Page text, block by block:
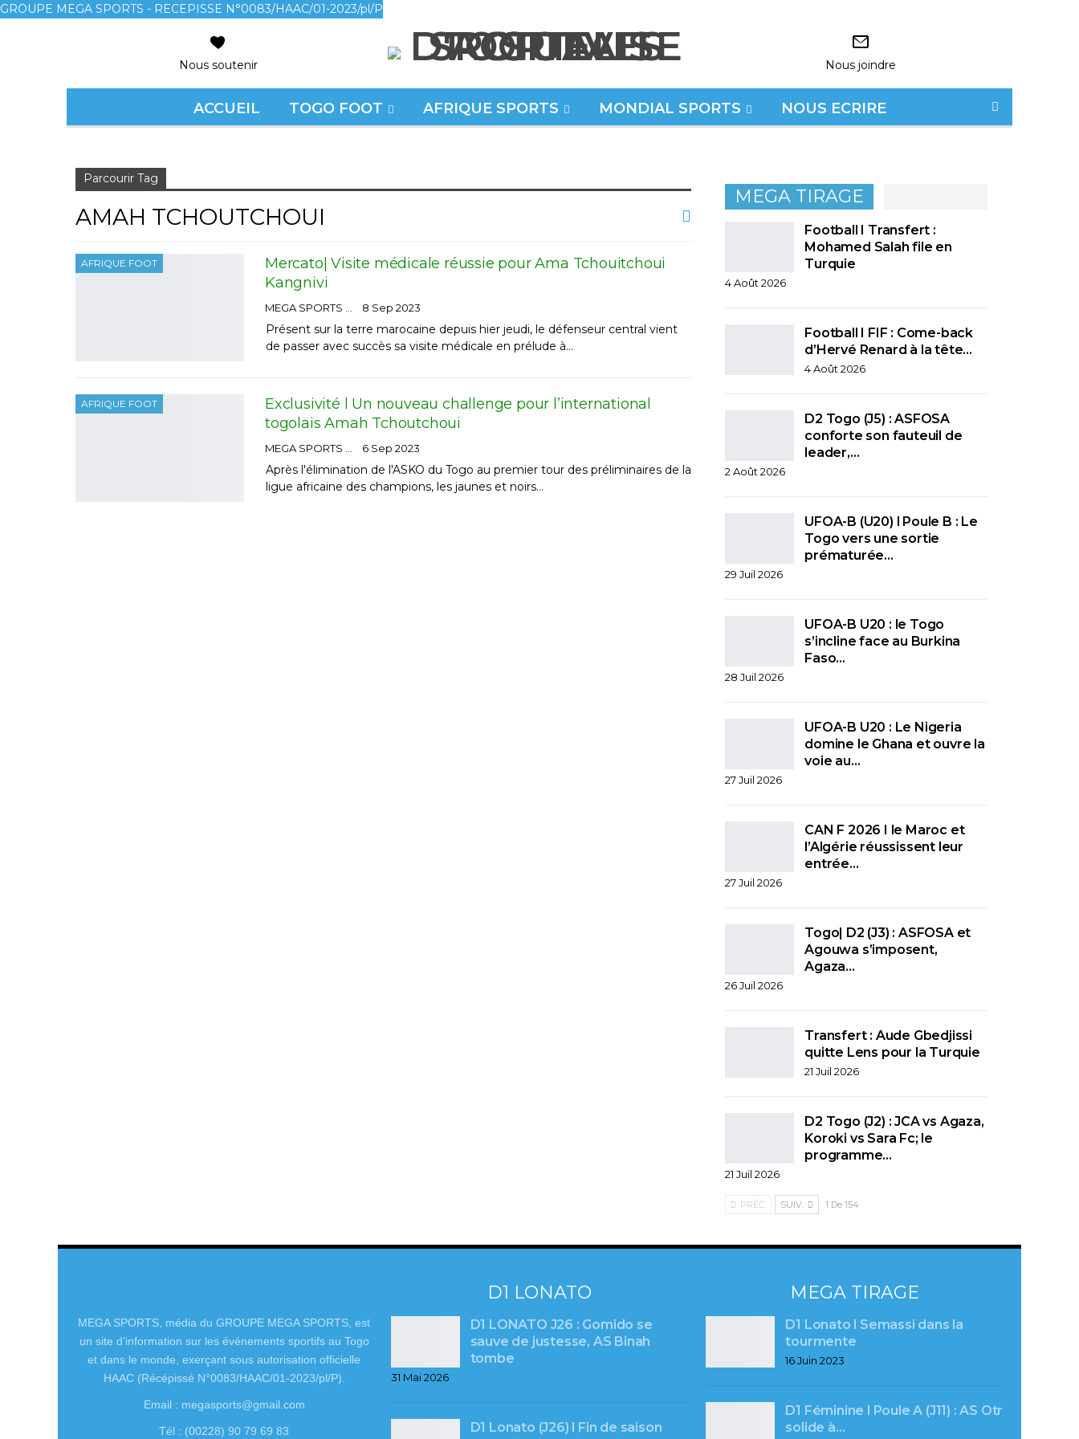
GROUPE MEGA SPORTS - RECEPISSE N°0083/HAAC/01-2023/pl/P
Nous soutenir Nous joindre
ACCUEIL TOGO FOOT AFRIQUE SPORTS MONDIAL SPORTS NOUS ECRIRE
Parcourir Tag
AMAH TCHOUTCHOUI
AFRIQUE FOOT
Mercato| Visite médicale réussie pour Ama Tchouitchoui
Kangnivi
8 Sep 2023
Présent sur la terre marocaine depuis hier jeudi, le défenseur central vient
de passer avec succès sa visite médicale en prélude à…
AFRIQUE FOOT
Exclusivité l Un nouveau challenge pour l’international
togolais Amah Tchoutchoui
6 Sep 2023
Après l'élimination de l'ASKO du Togo au premier tour des préliminaires de la
ligue africaine des champions, les jaunes et noirs…
MEGA TIRAGE
Football I Transfert :
Mohamed Salah file en
Turquie
4 Août 2026
Football I FIF : Come-back
d’Hervé Renard à la tête…
4 Août 2026
D2 Togo (J5) : ASFOSA
conforte son fauteuil de
leader,…
2 Août 2026
UFOA-B (U20) l Poule B : Le
Togo vers une sortie
prématurée…
29 Juil 2026
UFOA-B U20 : le Togo
s’incline face au Burkina
Faso…
28 Juil 2026
UFOA-B U20 : Le Nigeria
domine le Ghana et ouvre la
voie au…
27 Juil 2026
CAN F 2026 I le Maroc et
l’Algérie réussissent leur
entrée…
27 Juil 2026
Togo| D2 (J3) : ASFOSA et
Agouwa s’imposent,
Agaza…
26 Juil 2026
Transfert : Aude Gbedjissi
quitte Lens pour la Turquie
21 Juil 2026
D2 Togo (J2) : JCA vs Agaza,
Koroki vs Sara Fc; le
programme…
21 Juil 2026
PRÉC. SUIV. 1 De 154
MEGA SPORTS, média du GROUPE MEGA SPORTS, est
un site d’information sur les événements sportifs au Togo
et dans le monde, exerçant sous autorisation officielle
HAAC (Récépissé N°0083/HAAC/01-2023/pl/P).
Email : megasports@gmail.com
Tél : (00228) 90 79 69 83
D1 LONATO
D1 LONATO J26 : Gomido se
sauve de justesse, AS Binah
tombe
31 Mai 2026
D1 Lonato (J26) l Fin de saison
MEGA TIRAGE
D1 Lonato l Semassi dans la
tourmente
16 Juin 2023
D1 Féminine l Poule A (J11) : AS Otr
solide à…